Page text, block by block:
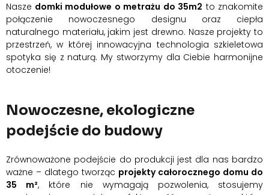
Nasze domki modułowe o metrażu do 35m2 to znakomite
połączenie nowoczesnego designu oraz ciepła
naturalnego materiału, jakim jest drewno. Nasze projekty to
przestrzeń, w której innowacyjna technologia szkieletowa
spotyka się z naturą. My stworzymy dla Ciebie harmonijne
otoczenie!
Nowoczesne, ekologiczne
podejście do budowy
Zrównoważone podejście do produkcji jest dla nas bardzo
ważne – dlatego tworząc projekty całorocznego domu do
35 m², które nie wymagają pozwolenia, stosujemy